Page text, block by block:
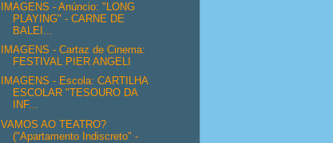
IMAGENS - Anúncio: "LONG
PLAYING" - CARNE DE
BALEI...
IMAGENS - Cartaz de Cinema:
FESTIVAL PIER ANGELI
IMAGENS - Escola: CARTILHA
ESCOLAR "TESOURO DA
INF...
VAMOS AO TEATRO?
("Apartamento Indiscreto" -